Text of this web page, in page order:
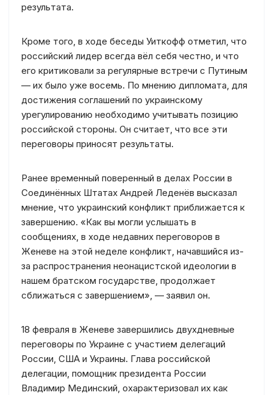
результата.
Кроме того, в ходе беседы Уиткофф отметил, что
российский лидер всегда вёл себя честно, и что
его критиковали за регулярные встречи с Путиным
— их было уже восемь. По мнению дипломата, для
достижения соглашений по украинскому
урегулированию необходимо учитывать позицию
российской стороны. Он считает, что все эти
переговоры приносят результаты.
Ранее временный поверенный в делах России в
Соединённых Штатах Андрей Леденёв высказал
мнение, что украинский конфликт приближается к
завершению. «Как вы могли услышать в
сообщениях, в ходе недавних переговоров в
Женеве на этой неделе конфликт, начавшийся из-
за распространения неонацистской идеологии в
нашем братском государстве, продолжает
сближаться с завершением», — заявил он.
18 февраля в Женеве завершились двухдневные
переговоры по Украине с участием делегаций
России, США и Украины. Глава российской
делегации, помощник президента России
Владимир Мединский, охарактеризовал их как